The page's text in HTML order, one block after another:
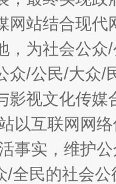
网站结合现
，为社会公
众/公民/大众/
影视文化传
以互联网网
事实，维护
全民的社会公